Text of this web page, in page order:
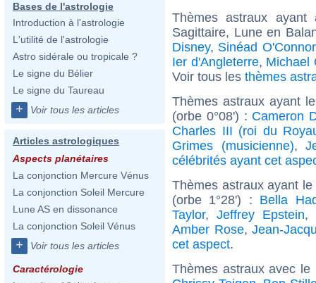
Bases de l'astrologie
Introduction à l'astrologie
L'utilité de l'astrologie
Astro sidérale ou tropicale ?
Le signe du Bélier
Le signe du Taureau
+ Voir tous les articles
Articles astrologiques
Aspects planétaires
La conjonction Mercure Vénus
La conjonction Soleil Mercure
Lune AS en dissonance
La conjonction Soleil Vénus
+ Voir tous les articles
Caractérologie
Thèmes astraux
Sagittaire, Lune en
Disney, Sinéad O'Connor
Ier d'Angleterre, Michael
Voir tous les thèmes
Thèmes astraux ayant
(orbe 0°08') : Cameron
Charles III (roi du
Grimes (musicienne),
célébrités ayant cet
Thèmes astraux ayant
(orbe 1°28') : Bella
Taylor, Jeffrey Epstein,
Amber Rose,Jean-
cet aspect.
Thèmes astraux avec